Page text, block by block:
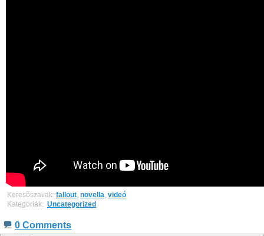
Keresõszavak: fallout, novella, videó
Kategóriák: ‎ Uncategorized
0 Comments